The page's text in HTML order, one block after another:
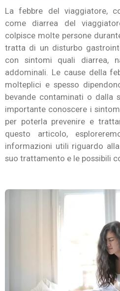
La febbre del viaggiatore,
come diarrea del
colpisce molte persone
tratta di un disturbo
con sintomi quali diarrea,
addominali. Le cause della
molteplici e spesso
bevande contaminati o dalla
importante conoscere i
per poterla prevenire e
questo articolo,
informazioni utili riguardo
suo trattamento e le possibili